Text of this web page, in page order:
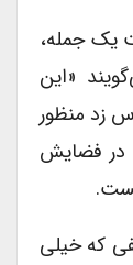
یک جمله،
«این
منظور
فضایش
که خیلی